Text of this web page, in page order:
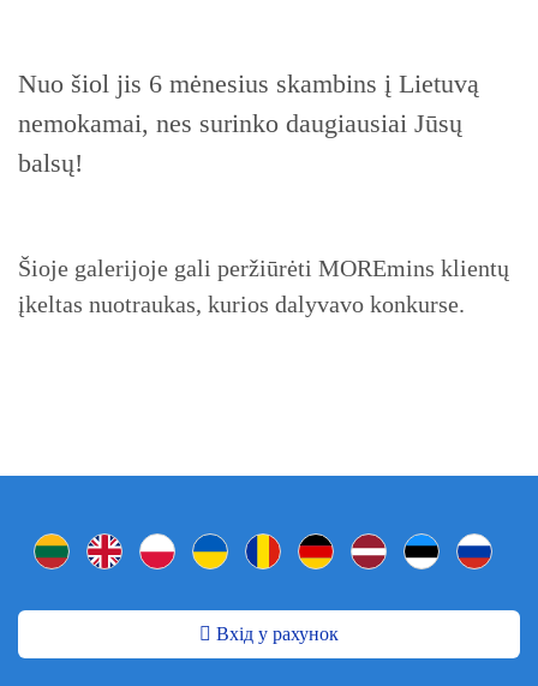
Nuo šiol jis 6 mėnesius skambins į Lietuvą
nemokamai, nes surinko daugiausiai Jūsų
balsų!
Šioje galerijoje gali peržiūrėti MOREmins klientų
įkeltas nuotraukas, kurios dalyvavo konkurse.
Вхід у рахунок